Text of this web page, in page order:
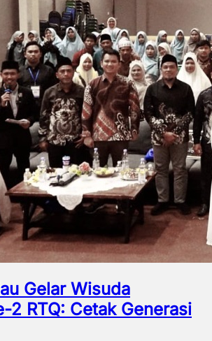
Gelar Wisuda
2 RTQ: Cetak Generasi